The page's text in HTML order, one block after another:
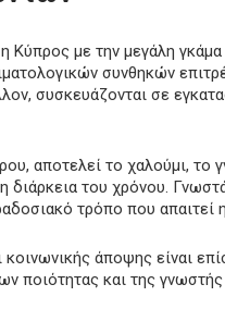
Κύπρος με την μεγάλη
συνθηκών
συσκευάζονται σε
αποτελεί το χαλούμι,
του χρόνου.
τρόπο που απαιτεί
κοινωνικής άποψης είναι
ποιότητας και της